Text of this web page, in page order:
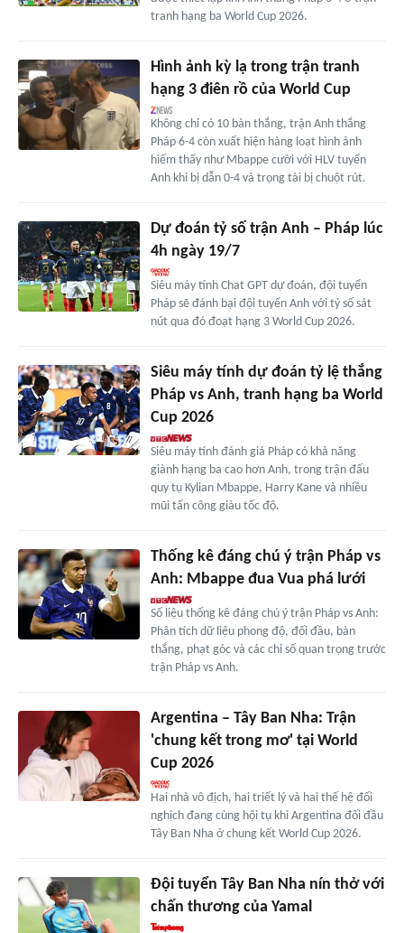
tranh hạng ba World Cup 2026.
Hình ảnh kỳ lạ trong trận tranh
hạng 3 điên rồ của World Cup
Không chỉ có 10 bàn thắng, trận Anh thắng
Pháp 6-4 còn xuất hiện hàng loạt hình ảnh
hiếm thấy như Mbappe cười với HLV tuyển
Anh khi bị dẫn 0-4 và trọng tài bị chuột rút.
Dự đoán tỷ số trận Anh – Pháp lúc
4h ngày 19/7
Siêu máy tính Chat GPT dự đoán, đội tuyển
Pháp sẽ đánh bại đội tuyển Anh với tỷ số sát
nút qua đó đoạt hạng 3 World Cup 2026.
Siêu máy tính dự đoán tỷ lệ thắng
Pháp vs Anh, tranh hạng ba World
Cup 2026
Siêu máy tính đánh giá Pháp có khả năng
giành hạng ba cao hơn Anh, trong trận đấu
quy tụ Kylian Mbappe, Harry Kane và nhiều
mũi tấn công giàu tốc độ.
Thống kê đáng chú ý trận Pháp vs
Anh: Mbappe đua Vua phá lưới
Số liệu thống kê đáng chú ý trận Pháp vs Anh:
Phân tích dữ liệu phong độ, đối đầu, bàn
thắng, phạt góc và các chỉ số quan trọng trước
trận Pháp vs Anh.
Argentina – Tây Ban Nha: Trận
'chung kết trong mơ' tại World
Cup 2026
Hai nhà vô địch, hai triết lý và hai thế hệ đối
nghịch đang cùng hội tụ khi Argentina đối đầu
Tây Ban Nha ở chung kết World Cup 2026.
Đội tuyển Tây Ban Nha nín thở với
chấn thương của Yamal